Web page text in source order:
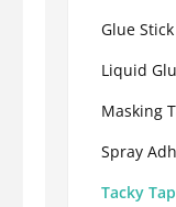
Glue
Liquid
Masking
Spray
Tacky